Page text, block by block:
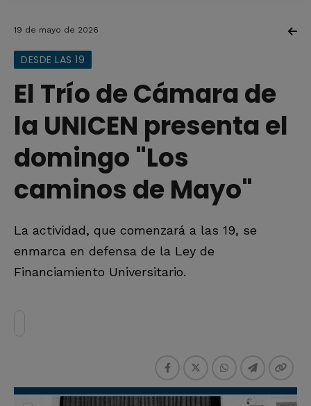
19 de mayo de 2026
DESDE LAS 19
El Trío de Cámara de
la UNICEN presenta el
domingo "Los
caminos de Mayo"
La actividad, que comenzará a las 19, se
enmarca en defensa de la Ley de
Financiamiento Universitario.